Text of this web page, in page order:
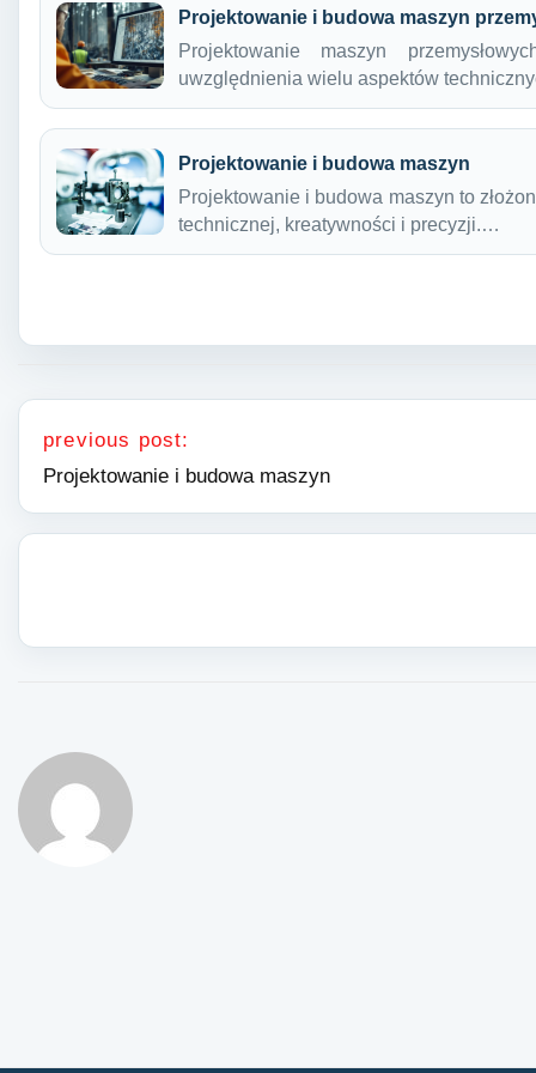
Projektowanie i budowa maszyn
Projektowanie maszyn
uwzględnienia wielu aspektów
Projektowanie i budowa maszyn
Projektowanie i budowa maszyn to
technicznej, kreatywności i precyzji.…
Nawigacja wpisu
previous post:
Projektowanie i budowa maszyn